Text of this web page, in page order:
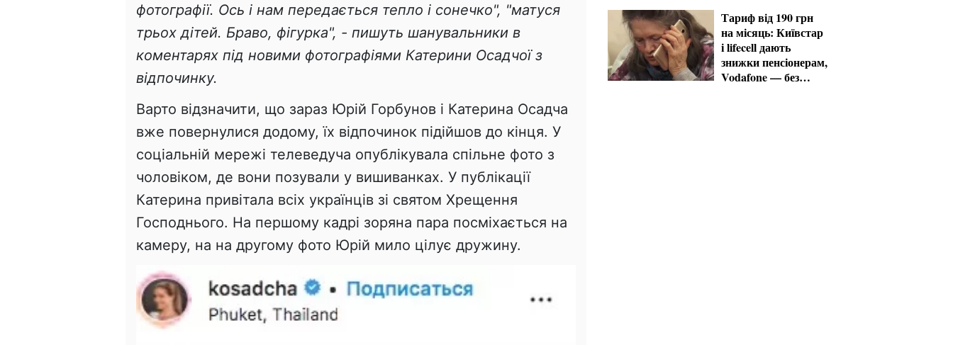
фотографії. Ось і нам передається тепло і сонечко", "матуся
трьох дітей. Браво, фігурка", - пишуть шанувальники в
коментарях під новими фотографіями Катерини Осадчої з
відпочинку.
Варто відзначити, що зараз Юрій Горбунов і Катерина Осадча
вже повернулися додому, їх відпочинок підійшов до кінця. У
соціальній мережі телеведуча опублікувала спільне фото з
чоловіком, де вони позували у вишиванках. У публікації
Катерина привітала всіх українців зі святом Хрещення
Господнього. На першому кадрі зоряна пара посміхається на
камеру, на на другому фото Юрій мило цілує дружину.
Тариф від 190 грн
на місяць: Київстар
і lifecell дають
знижки пенсіонерам,
Vodafone — без